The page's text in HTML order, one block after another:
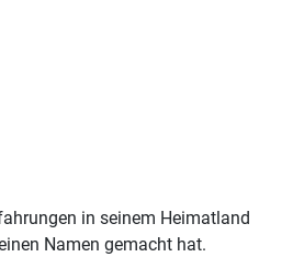
in seinem Heimatland
Namen gemacht hat.